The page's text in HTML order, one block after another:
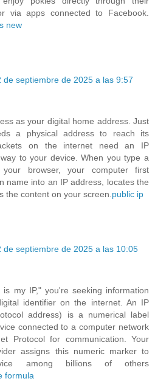
via apps connected to Facebook.
new
de septiembre de 2025 a las 9:57
as your digital home address. Just
a physical address to reach its
on the internet need an IP
to your device. When you type a
browser, your computer first
name into an IP address, locates the
the content on your screen.public ip
de septiembre de 2025 a las 10:05
my IP," you're seeking information
identifier on the internet. An IP
address) is a numerical label
connected to a computer network
Protocol for communication. Your
assigns this numeric marker to
among billions of others
formula